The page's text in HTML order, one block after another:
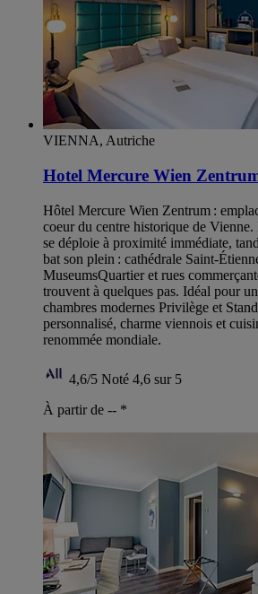
VIENNA, Autriche
Hotel Mercure Wien
Hôtel Mercure Wien Zentrum :
coeur du centre historique de
se déploie à proximité immédiate,
bat son plein : cathédrale Saint-
MuseumsQuartier et rues
trouvent à quelques pas. Idéal pour
chambres modernes Privilège et
personnalisé, charme viennois et
renommée mondiale.
4,6/5 Noté 4,6 sur 5
À partir de -- *